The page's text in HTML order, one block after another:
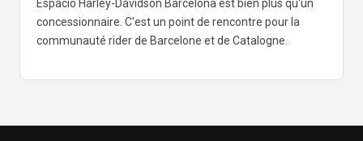
Espacio Harley-Davidson Barcelona est bien plus qu'un
concessionnaire. C'est un point de rencontre pour la
communauté rider de Barcelone et de Catalogne.